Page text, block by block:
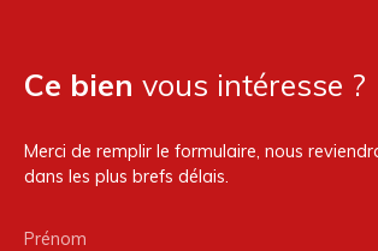
Ce bien vous intéresse ?
Merci de remplir le formulaire, nous
dans les plus brefs délais.
Prénom